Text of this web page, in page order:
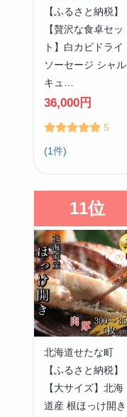
【ふるさと納税】
【贅沢な食卓セッ
ト】白カビドライ
ソーセージ シャル
キュ…
36,000円
5
(1件)
11位
北海道せたな町
【ふるさと納税】
【大サイズ】北海
道産 根ほっけ開き